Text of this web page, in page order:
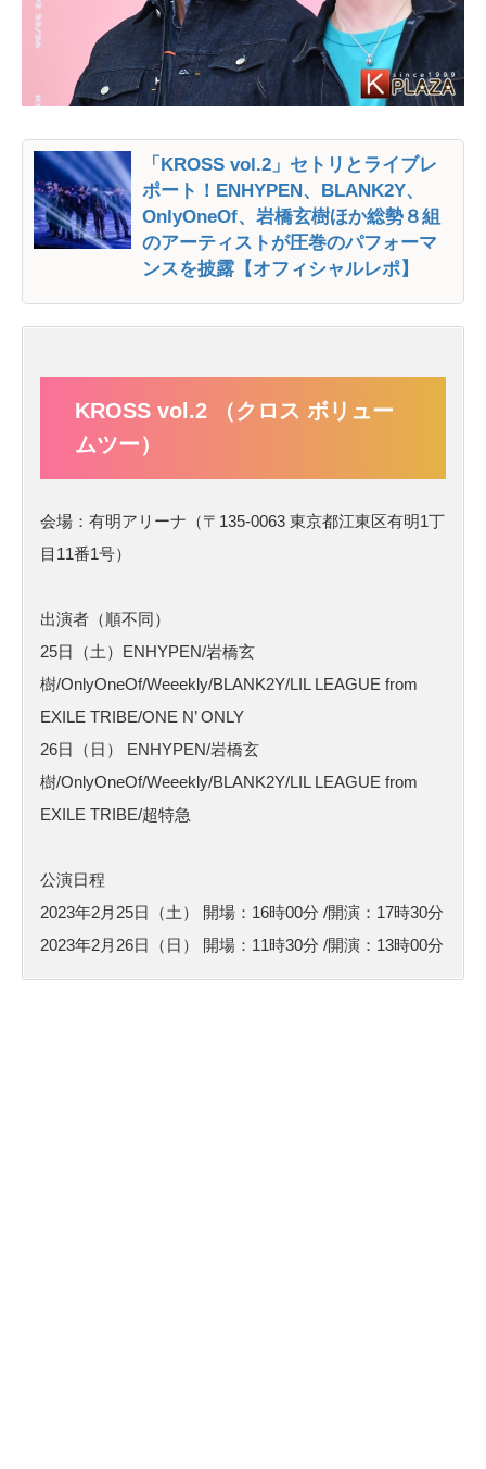
「KROSS vol.2」セトリとライブレ
ポート！ENHYPEN、BLANK2Y、
OnlyOneOf、岩橋玄樹ほか総勢８組
のアーティストが圧巻のパフォーマ
ンスを披露【オフィシャルレポ】
KROSS vol.2 （クロス ボリュー
ムツー）
会場：有明アリーナ（〒135-0063 東京都江東区有明1丁
目11番1号）
出演者（順不同）
25日（土）ENHYPEN/岩橋玄
樹/OnlyOneOf/Weeekly/BLANK2Y/LIL LEAGUE from
EXILE TRIBE/ONE N’ ONLY
26日（日） ENHYPEN/岩橋玄
樹/OnlyOneOf/Weeekly/BLANK2Y/LIL LEAGUE from
EXILE TRIBE/超特急
公演日程
2023年2月25日（土） 開場：16時00分 /開演：17時30分
2023年2月26日（日） 開場：11時30分 /開演：13時00分